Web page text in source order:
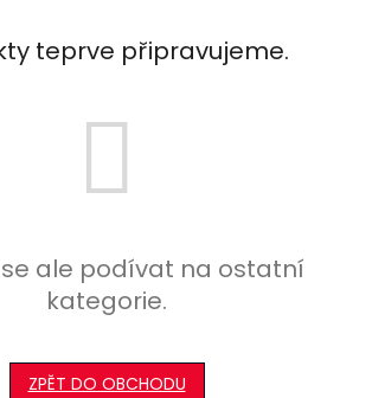
teprve připravujeme.
se ale podívat na ostatní
kategorie.
ZPĚT DO OBCHODU